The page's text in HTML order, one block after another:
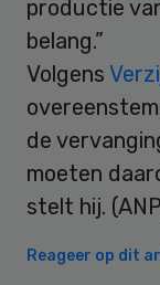
productie
belang.”
Volgens
de
moeten
stelt hij.
Reageer op dit